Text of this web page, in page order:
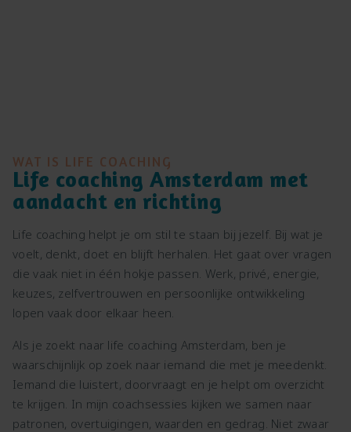
WAT IS LIFE COACHING
Life coaching Amsterdam met
aandacht en richting
Life coaching helpt je om stil te staan bij jezelf. Bij wat je
voelt, denkt, doet en blijft herhalen. Het gaat over vragen
die vaak niet in één hokje passen. Werk, privé, energie,
keuzes, zelfvertrouwen en persoonlijke ontwikkeling
lopen vaak door elkaar heen.
Als je zoekt naar life coaching Amsterdam, ben je
waarschijnlijk op zoek naar iemand die met je meedenkt.
Iemand die luistert, doorvraagt en je helpt om overzicht
te krijgen. In mijn coachsessies kijken we samen naar
patronen, overtuigingen, waarden en gedrag. Niet zwaar